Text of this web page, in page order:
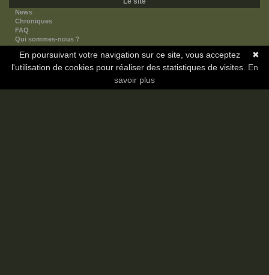
News
Chroniques
FAQ
Qui sommes-nous ?
Nos partenaires
Faites-nous connaitre
Nous contacter
✖
En poursuivant votre navigation sur ce site, vous acceptez
l'utilisation de cookies pour réaliser des statistiques de visites. En
savoir plus